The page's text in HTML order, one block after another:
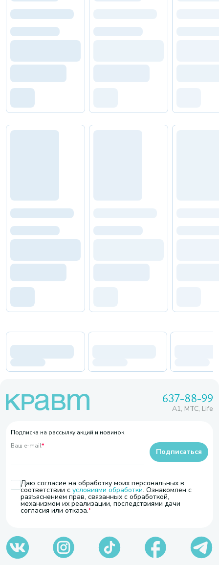
637-88-99
A1, МТС, Life
Подписка на рассылку акций и новинок
Ваш e-mail*
Даю согласие на обработку моих персональных в
соответствии с условиями обработки. Ознакомлен с
разъяснением прав, связанных с обработкой,
механизмом их реализации, последствиями дачи
согласия или отказа.
Подписаться